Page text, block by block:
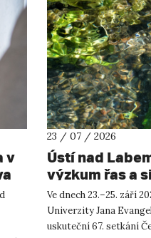
v
23 / 07 / 2026
Ústí nad
výzkum řas a
Ve dnech 23.–25. září
Univerzity Jana
uskuteční 67. setkání